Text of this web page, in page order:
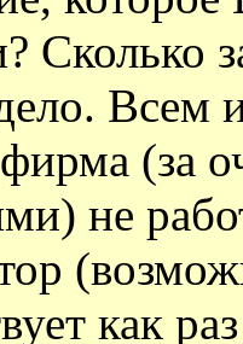
Сколько
Всем
(за
не
как